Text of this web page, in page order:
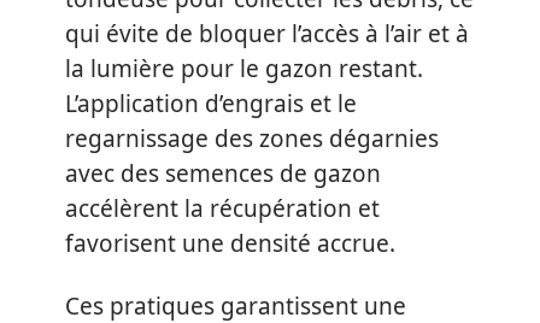
qui évite de bloquer l’accès à l’air et à
la lumière pour le gazon restant.
L’application d’engrais et le
regarnissage des zones dégarnies
avec des semences de gazon
accélèrent la récupération et
favorisent une densité accrue.
Ces pratiques garantissent une